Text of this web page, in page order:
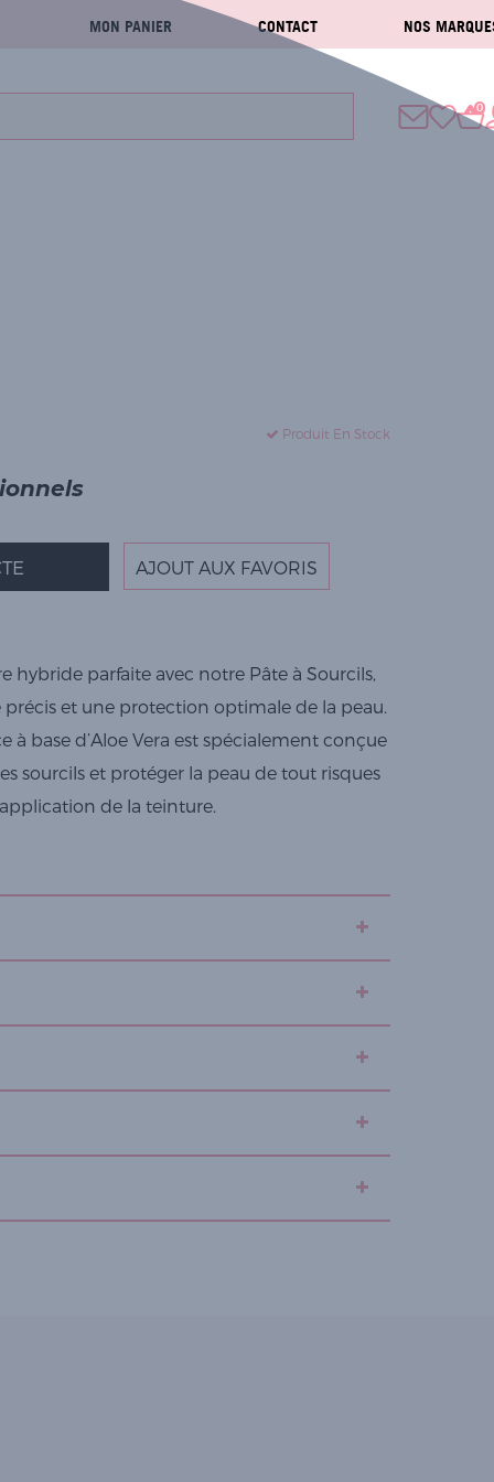
MON PANIER CONTACT NOS
0
Produit En Stock
AJOUT AUX FAVORIS
hybride parfaite avec notre Pâte à Sourcils,
et une protection optimale de la peau.
à base d’Aloe Vera est spécialement conçue
sourcils et protéger la peau de tout risques
de la teinture.